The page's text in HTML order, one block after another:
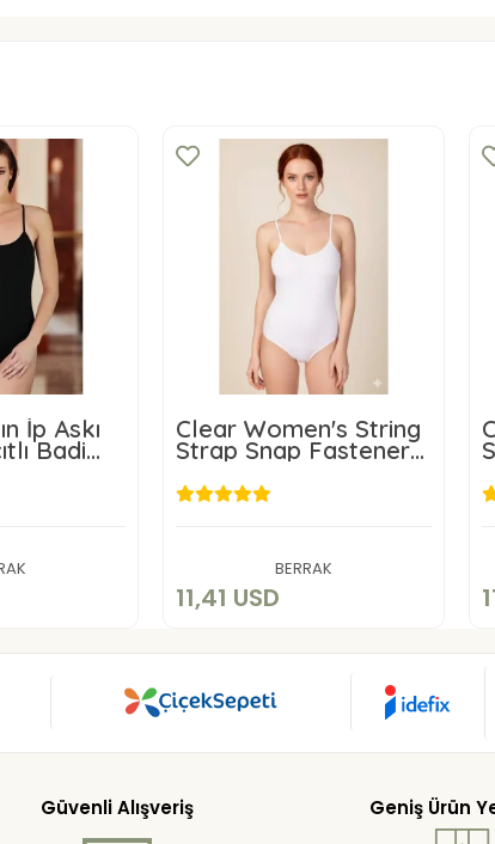
İp Askı
Badi
cart
Clear Women's String
Strap Snap Fastener
Bodysuit 2081
BERRAK
11,41 USD
Add to cart
Güvenli Alışveriş Geniş Ürün